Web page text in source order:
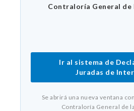
Contraloría General de
Ir al sistema de
Juradas de
Se abrirá una nueva ventana
Contraloría General de